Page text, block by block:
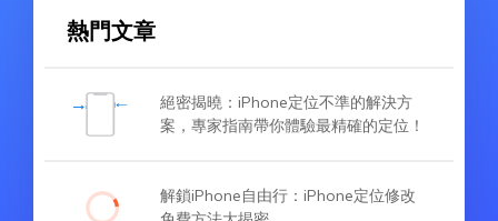
熱門文章
絕密揭曉：iPhone定位不準的解決方
案，專家指南帶你體驗最精確的定位！
解鎖iPhone自由行：iPhone定位修改